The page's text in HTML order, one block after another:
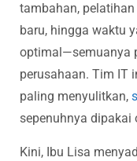
tambahan,
baru, hingga waktu
optimal—semuanya
perusahaan. Tim IT
paling menyulitkan,
sepenuhnya dipakai
Kini, Ibu Lisa